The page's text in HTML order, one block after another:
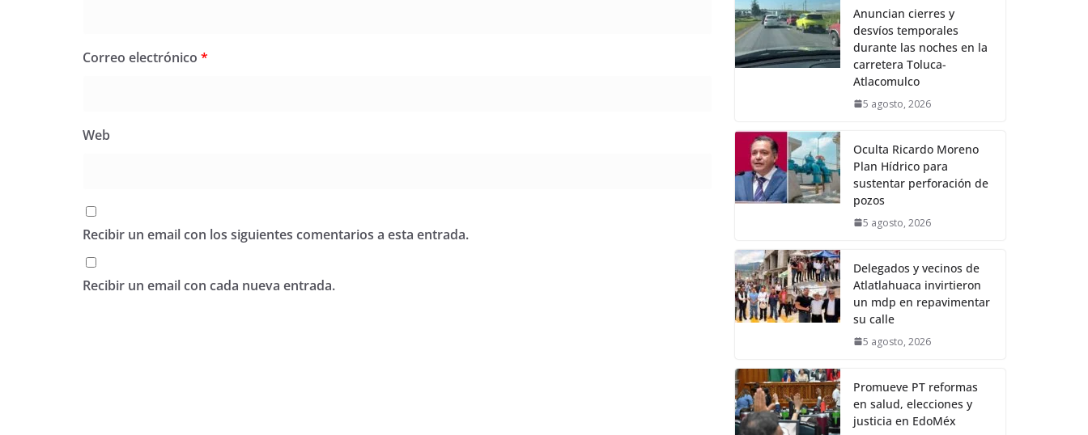
Correo electrónico *
Web
Recibir un email con los siguientes comentarios a esta entrada.
Recibir un email con cada nueva entrada.
Anuncian cierres y
desvíos temporales
durante las noches en la
carretera Toluca-
Atlacomulco
5 agosto, 2026
Oculta Ricardo Moreno
Plan Hídrico para
sustentar perforación de
pozos
5 agosto, 2026
Delegados y vecinos de
Atlatlahuaca invirtieron
un mdp en repavimentar
su calle
5 agosto, 2026
Promueve PT reformas
en salud, elecciones y
justicia en EdoMéx